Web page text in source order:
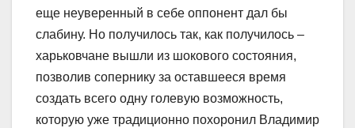
еще неуверенный в себе оппонент дал бы
слабину. Но получилось так, как получилось –
харьковчане вышли из шокового состояния,
позволив сопернику за оставшееся время
создать всего одну голевую возможность,
которую уже традиционно похоронил Владимир